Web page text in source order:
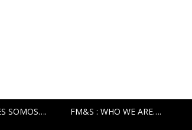
SOMOS…. FM&S : WHO WE ARE….